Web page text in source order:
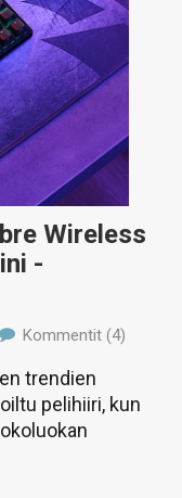
Wireless
-
Kommentit (4)
trendien
pelihiiri, kun